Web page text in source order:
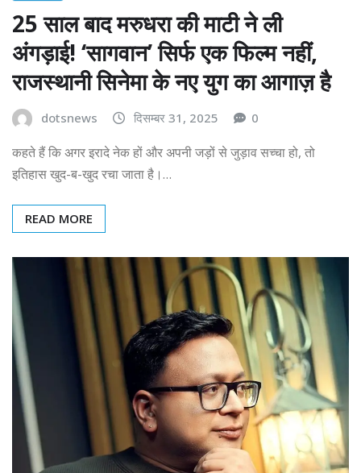
25 साल बाद मरुधरा की माटी ने ली
अंगड़ाई! ‘सागवान’ सिर्फ एक फिल्म नहीं,
राजस्थानी सिनेमा के नए युग का आगाज़ है
dotsnews दिसम्बर 31, 2025 0
कहते हैं कि अगर इरादे नेक हों और अपनी जड़ों से जुड़ाव सच्चा हो, तो
इतिहास खुद-ब-खुद रचा जाता है।…
READ MORE